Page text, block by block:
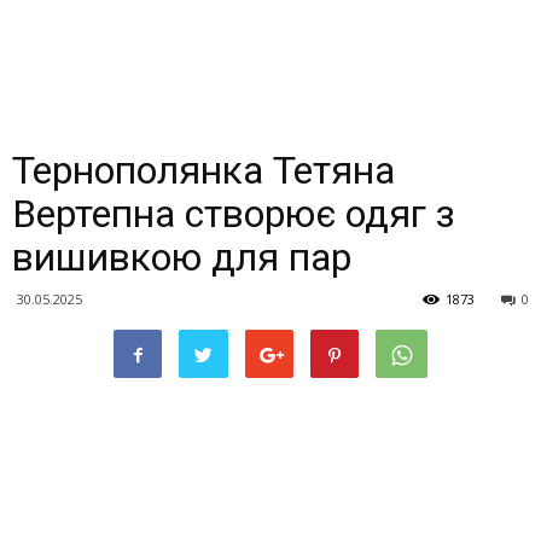
Тернополянка Тетяна
Вертепна створює одяг з
вишивкою для пар
30.05.2025 0
1873